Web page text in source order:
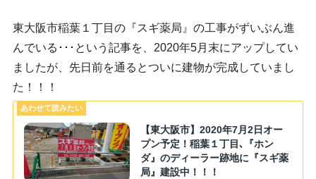
東大阪市稲葉１丁目の『スギ薬局』の工事がずいぶん進
んでいる･･･という記事を、2020年5月末にアップしてい
ましたが、先日前を通るとついに建物が完成していまし
た！！！
【東大阪市】2020年7月2日オー
プン予定！稲葉１丁目､『ホン
ダ』のディーラー跡地に『スギ薬
局』建設中！！！